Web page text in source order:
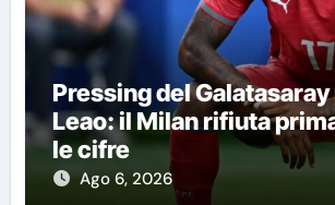
Pressing del Galatasaray
Leao: il Milan rifiuta
le cifre
Ago 6, 2026